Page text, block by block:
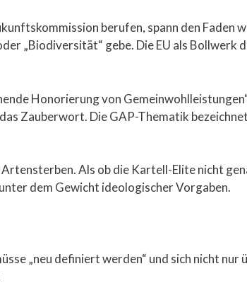
berufen, spann den Faden
„Biodiversität“ gebe. Die EU als Bollwerk
Honorierung von
Zauberwort. Die GAP-Thematik
Als ob die Kartell-Elite nicht
dem Gewicht ideologischer Vorgaben.
„neu definiert werden“ und sich nicht nur